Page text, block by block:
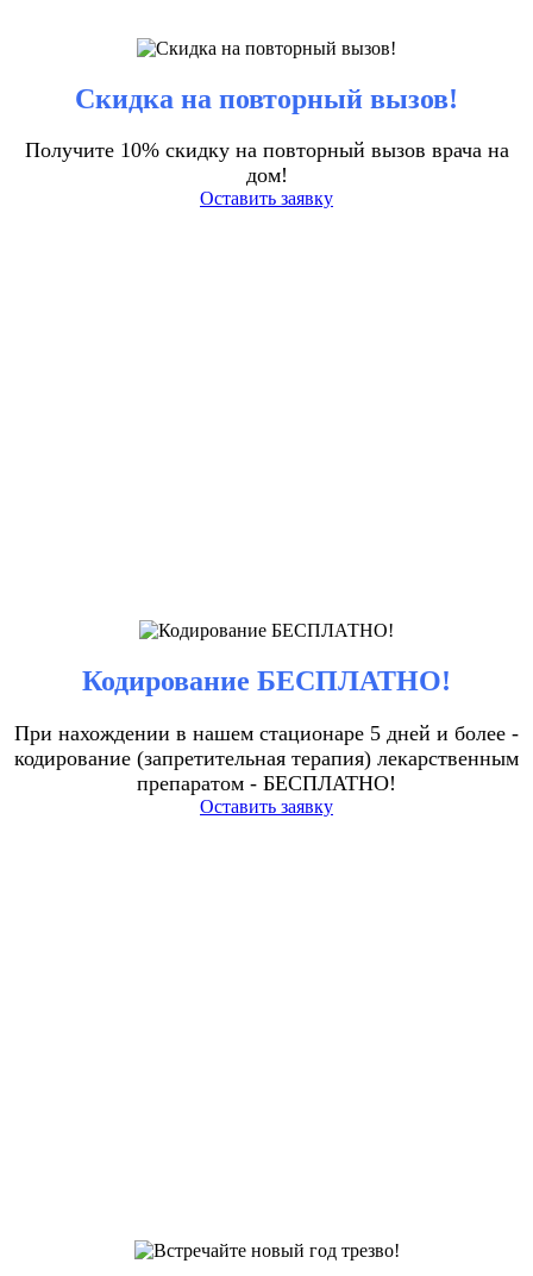
Скидка на повторный вызов!
Получите 10% скидку на повторный вызов врача на
дом!
Оставить заявку
Кодирование БЕСПЛАТНО!
При нахождении в нашем стационаре 5 дней и более -
кодирование (запретительная терапия) лекарственным
препаратом - БЕСПЛАТНО!
Оставить заявку